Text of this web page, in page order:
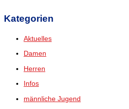
Kategorien
Aktuelles
Damen
Herren
Infos
männliche Jugend